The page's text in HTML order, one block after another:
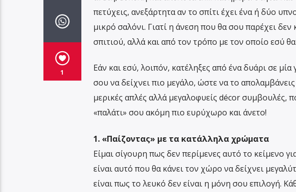
1
πετύχεις, ανεξάρτητα αν το σπίτι έχει ένα ή δύο
μικρό σαλόνι. Γιατί η άνεση που θα σου παρέχει
σπιτιού, αλλά και από τον τρόπο με τον οποίο εσύ
Εάν και εσύ, λοιπόν, κατέληξες από ένα δυάρι σε
σου να δείχνει πιο μεγάλο, ώστε να το
μερικές απλές αλλά μεγαλοφυείς décor
«παλάτι» σου ακόμη πιο ευρύχωρο και άνετο!
1. «Παίζοντας» με τα κατάλληλα χρώματα
Είμαι σίγουρη πως δεν περίμενες αυτό το κείμενο
είναι αυτό που θα κάνει τον χώρο να δείχνει
είναι πως το λευκό δεν είναι η μόνη σου επιλογή.